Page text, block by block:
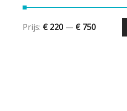
Prijs: € 220 — € 750